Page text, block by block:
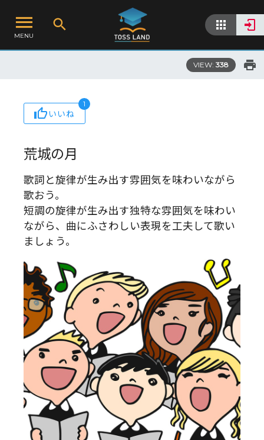
MENU
VIEW: 338
いいね
1
荒城の月
歌詞と旋律が生み出す雰囲気を味わいながら
歌おう。
短調の旋律が生み出す独特な雰囲気を味わい
ながら、曲にふさわしい表現を工夫して歌い
ましょう。